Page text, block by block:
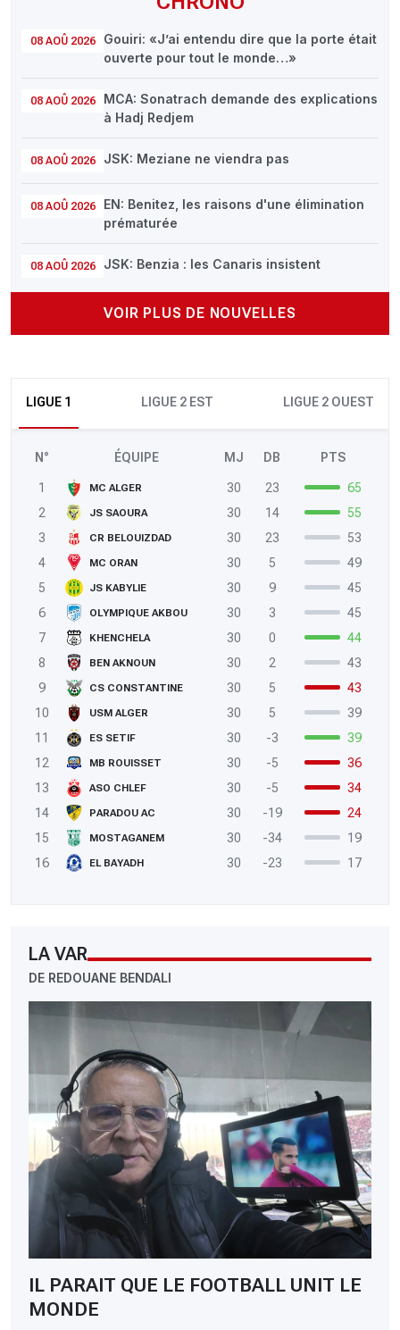
08 AOÛ 2026
Gouiri: «J’ai entendu dire que la porte était
ouverte pour tout le monde…»
08 AOÛ 2026
MCA: Sonatrach demande des explications
à Hadj Redjem
08 AOÛ 2026 JSK: Meziane ne viendra pas
08 AOÛ 2026
EN: Benitez, les raisons d'une élimination
prématurée
08 AOÛ 2026 JSK: Benzia : les Canaris insistent
VOIR PLUS DE NOUVELLES
LIGUE 1 LIGUE 2 EST LIGUE 2 OUEST
N° ÉQUIPE MJ DB PTS
1 MC ALGER 30 23
65
2
JS SAOURA 30 14
55
3
CR BELOUIZDAD 30 23
53
4
MC ORAN 30 5
49
5
JS KABYLIE 30 9
45
6
OLYMPIQUE AKBOU 30 3
45
7
KHENCHELA 30 0
44
8
BEN AKNOUN 30 2
43
9
CS CONSTANTINE 30 5
43
10
USM ALGER 30 5
39
11
ES SETIF 30 -3
39
12
MB ROUISSET 30 -5
36
13
ASO CHLEF 30 -5
34
14
PARADOU AC 30 -19
24
15
MOSTAGANEM 30 -34
19
16
EL BAYADH 30 -23 17
LA VAR
DE REDOUANE BENDALI
IL PARAIT QUE LE FOOTBALL UNIT LE
MONDE